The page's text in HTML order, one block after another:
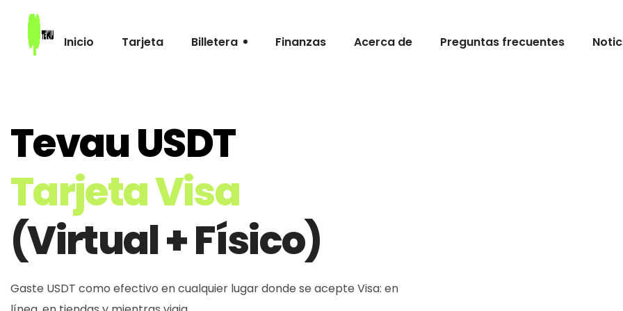
Inicio Tarjeta Billetera Finanzas Acerca de Preguntas frecuentes
Tevau USDT
Tarjeta Visa
(Virtual + Físico)
Gaste USDT como efectivo en cualquier lugar donde se acepte Visa: en